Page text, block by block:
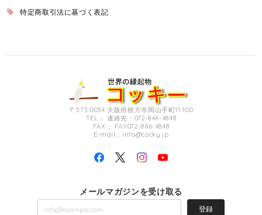
特定商取引法に基づく表記
〒573-0034 大阪府枚方市岡山手町11-100
TEL： 連絡先：072-846-4848
FAX： FAX072-846-4848
E-mail： info@cocky.jp
メールマガジンを受け取る
登録